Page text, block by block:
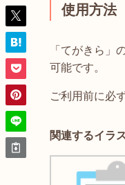
使用方法
「てがきら」
可能です。
ご利用前に必
関連するイラ